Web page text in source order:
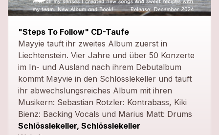
"Steps To Follow" CD-Taufe
Mayyie tauft ihr zweites Album zuerst in
Liechtenstein. Vier Jahre und über 50 Konzerte
im In- und Ausland nach ihrem Debutalbum
kommt Mayvie in den Schlösslekeller und tauft
ihr abwechslungsreiches Album mit ihren
Musikern: Sebastian Rotzler: Kontrabass, Kiki
Bienz: Backing Vocals und Marius Matt: Drums
Schlösslekeller, Schlösslekeller